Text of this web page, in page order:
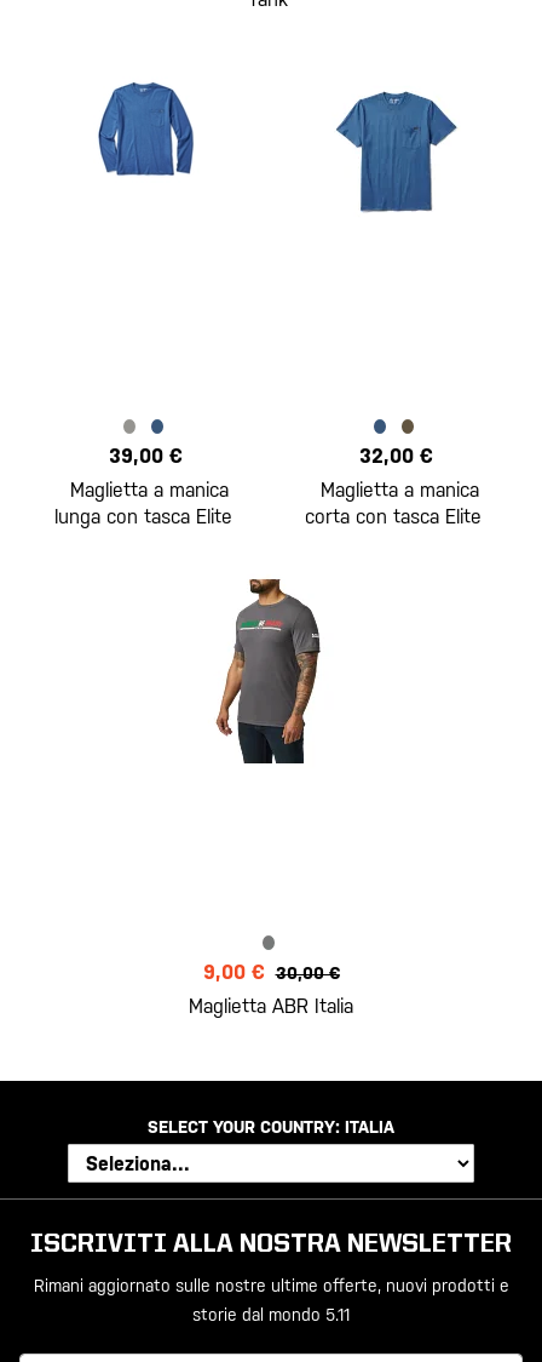
39,00 €
Maglietta a manica
lunga con tasca Elite
32,00 €
Maglietta a manica
corta con tasca Elite
9,00 € 30,00 €
Maglietta ABR Italia
SELECT YOUR COUNTRY: ITALIA
ISCRIVITI ALLA NOSTRA NEWSLETTER
Rimani aggiornato sulle nostre ultime offerte, nuovi prodotti e
storie dal mondo 5.11